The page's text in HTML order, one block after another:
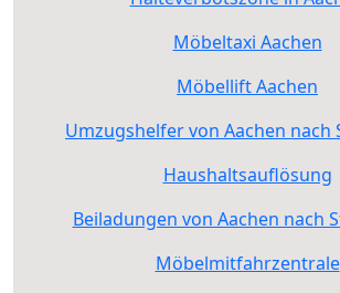
Möbeltaxi Aachen
Möbellift Aachen
Umzugshelfer von Aachen nach
Haushaltsauflösung
Beiladungen von Aachen nach
Möbelmitfahrzentrale